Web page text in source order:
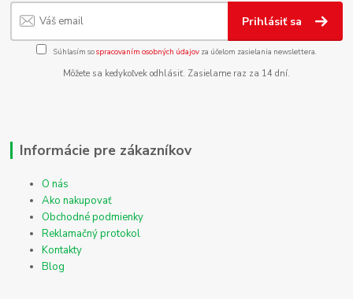
Prihlásiť sa
Súhlasím sospracovaním osobných údajov za účelom zasielania newslettera.
Môžete sa kedykoľvek odhlásiť. Zasielame raz za 14 dní.
Informácie pre zákazníkov
O nás
Ako nakupovať
Obchodné podmienky
Reklamačný protokol
Kontakty
Blog